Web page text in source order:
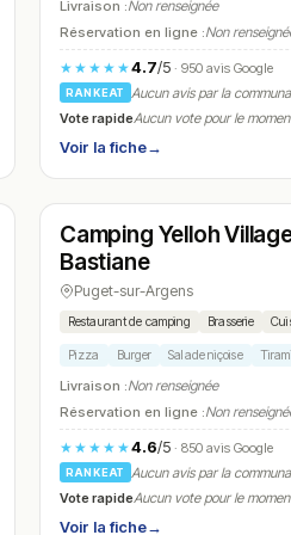
Livraison :Non renseignée
Réservation en ligne :Non
★★★★★4.7/5· 950 avis Google
RANKEAT
Aucun avis par la
Vote rapideAucun vote pour le
Voir la fiche→
N° 16
Fermé(09:00 – 16:00)
Camping Yelloh
Bastiane
Puget-sur-Argens
Restaurant de camping Brasserie
Pizza Burger Salade niçoise
Livraison :Non renseignée
Réservation en ligne :Non
★★★★★4.6/5· 850 avis Google
RANKEAT
Aucun avis par la
Vote rapideAucun vote pour le
Voir la fiche→